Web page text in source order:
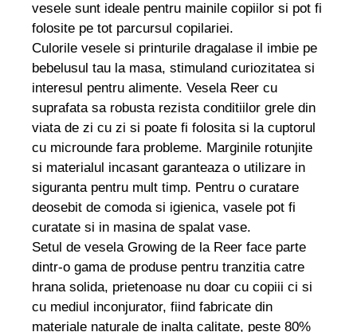
vesele sunt ideale pentru mainile copiilor si pot fi
folosite pe tot parcursul copilariei.
Culorile vesele si printurile dragalase il imbie pe
bebelusul tau la masa, stimuland curiozitatea si
interesul pentru alimente. Vesela Reer cu
suprafata sa robusta rezista conditiilor grele din
viata de zi cu zi si poate fi folosita si la cuptorul
cu microunde fara probleme. Marginile rotunjite
si materialul incasant garanteaza o utilizare in
siguranta pentru mult timp. Pentru o curatare
deosebit de comoda si igienica, vasele pot fi
curatate si in masina de spalat vase.
Setul de vesela Growing de la Reer face parte
dintr-o gama de produse pentru tranzitia catre
hrana solida, prietenoase nu doar cu copiii ci si
cu mediul inconjurator, fiind fabricate din
materiale naturale de inalta calitate, peste 80%